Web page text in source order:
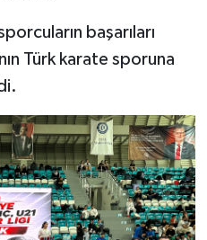
başarıları
Türk karate sporuna